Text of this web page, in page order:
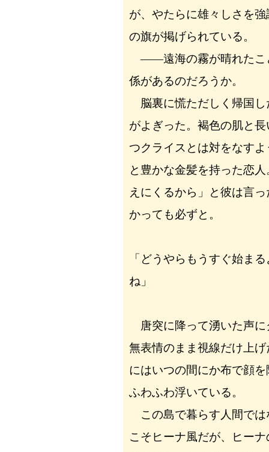
が、やたらに雄々しさを
の旗が掲げられている。
――遠海の霧が晴れたこ
係があるのだろうか。
脳裏に慌ただしく帰国し
がよぎった。褐色の肌と
つクライスとは対をなす
と豊かな金髪を持った恋
えにくるから」と彼は言
かっても必ずと。
「どうやらもうすぐ始ま
ね」
唐突に降って湧いた声に
無表情のまま視線だけ上
にはいつの間にか布で顔
ふわふわ浮いている。
この島で暮らす人間では
こそヒーナ風だが、ヒー